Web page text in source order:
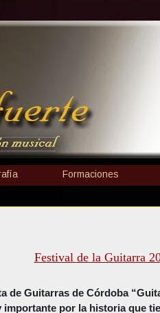
Formaciones
Festival de la Guitarra
de Guitarras de Córdoba
por la historia que